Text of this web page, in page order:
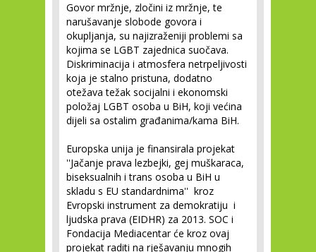
Govor mržnje, zločini iz mržnje, te
narušavanje slobode govora i
okupljanja, su najizraženiji problemi sa
kojima se LGBT zajednica suočava.
Diskriminacija i atmosfera netrpeljivosti
koja je stalno pristuna, dodatno
otežava težak socijalni i ekonomski
položaj LGBT osoba u BiH, koji većina
dijeli sa ostalim građanima/kama BiH.
Europska unija je finansirala projekat
''Jačanje prava lezbejki, gej muškaraca,
biseksualnih i trans osoba u BiH u
skladu s EU standardnima'' kroz
Evropski instrument za demokratiju i
ljudska prava (EIDHR) za 2013. SOC i
Fondacija Mediacentar će kroz ovaj
projekat raditi na rješavanju mnogih